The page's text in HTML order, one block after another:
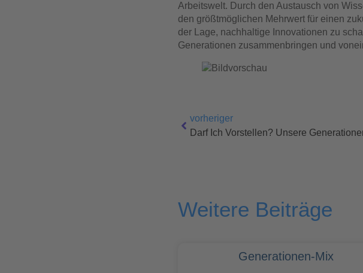
Arbeitswelt. Durch den Austausch von
den größtmöglichen Mehrwert für einen
der Lage, nachhaltige Innovationen zu
Generationen zusammenbringen und
vorheriger
Weitere Beiträge
Generationen-Mix